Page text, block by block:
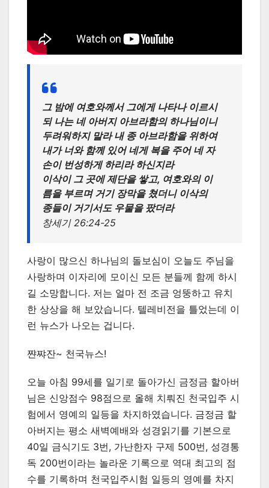
그 밤에 여호와께서 그에게 나타나 이르시
되 나는 네 아버지 아브라함의 하나님이니
두려워하지 말라 내 종 아브라함을 위하여
내가 너와 함께 있어 네게 복을 주어 네 자
손이 번성하게 하리라 하신지라
이삭이 그 곳에 제단을 쌓고, 여호와의 이
름을 부르며 거기 장막을 쳤더니 이삭의
종들이 거기서도 우물을 팠더라
창세기 26:24-25
사랑이 많으신 하나님의 돌보심이 오늘도 주님을
사랑하며 이자리에 모이신 모든 분들께 함께 하시
길 소망합니다. 저는 얼마 전 조금 엉뚱하고 유치
한 상상을 해 보았습니다. 텔레비전을 틀었는데 이
런 뉴스가 나오는 겁니다.
쨘쨔잔~ 천국뉴스!
오늘 아침 99세를 일기로 돌아가신 금정금 할아버
님은 신앙점수 98점으로 올해 치뤄진 천국입주 시
험에서 영예의 일등을 차지하였습니다. 금정금 할
아버지는 평소 새벽예배와 성경읽기를 기본으로
40일 금식기도 3번, 가난한자 구제 500번, 성경통
독 200번이라는 놀라운 기록으로 역대 최고의 점
수를 기록하며 천국입주시험 일등의 영예를 차지